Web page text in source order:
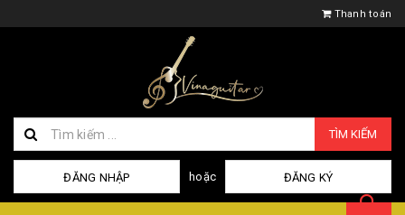
Thanh toán
TÌM KIẾM
ĐĂNG NHẬP hoặc ĐĂNG KÝ